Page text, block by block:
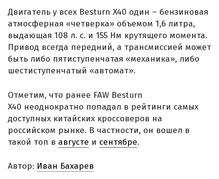
Двигатель у всех Besturn X40 один – бензиновая
атмосферная «четверка» объемом 1,6 литра,
выдающая 108 л. с. и 155 Нм крутящего момента.
Привод всегда передний, а трансмиссией может
быть либо пятиступенчатая «механика», либо
шестиступенчатый «автомат».
Отметим, что ранее FAW Besturn
X40 неоднократно попадал в рейтинги самых
доступных китайских кроссоверов на
российском рынке. В частности, он вошел в
такой топ в августе и сентябре.
Автор: Иван Бахарев